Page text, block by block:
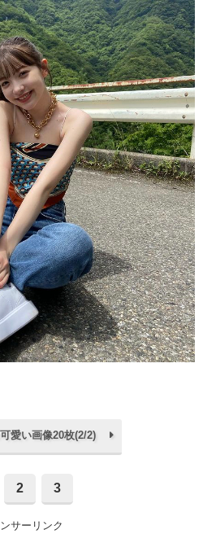
愛い画像20枚(2/2)
2 3
サーリンク